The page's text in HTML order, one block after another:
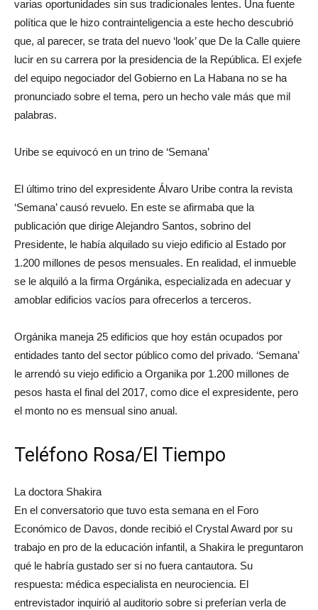
varias oportunidades sin sus tradicionales lentes. Una fuente
política que le hizo contrainteligencia a este hecho descubrió
que, al parecer, se trata del nuevo ‘look’ que De la Calle quiere
lucir en su carrera por la presidencia de la República. El exjefe
del equipo negociador del Gobierno en La Habana no se ha
pronunciado sobre el tema, pero un hecho vale más que mil
palabras.
Uribe se equivocó en un trino de ‘Semana’
El último trino del expresidente Álvaro Uribe contra la revista
‘Semana’ causó revuelo. En este se afirmaba que la
publicación que dirige Alejandro Santos, sobrino del
Presidente, le había alquilado su viejo edificio al Estado por
1.200 millones de pesos mensuales. En realidad, el inmueble
se le alquiló a la firma Orgánika, especializada en adecuar y
amoblar edificios vacíos para ofrecerlos a terceros.
Orgánika maneja 25 edificios que hoy están ocupados por
entidades tanto del sector público como del privado. ‘Semana’
le arrendó su viejo edificio a Organika por 1.200 millones de
pesos hasta el final del 2017, como dice el expresidente, pero
el monto no es mensual sino anual.
Teléfono Rosa/El Tiempo
La doctora Shakira
En el conversatorio que tuvo esta semana en el Foro
Económico de Davos, donde recibió el Crystal Award por su
trabajo en pro de la educación infantil, a Shakira le preguntaron
qué le habría gustado ser si no fuera cantautora. Su
respuesta: médica especialista en neurociencia. El
entrevistador inquirió al auditorio sobre si preferían verla de